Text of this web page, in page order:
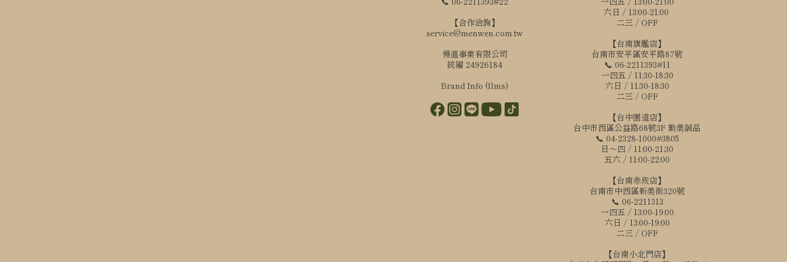
【合作洽詢】
service@menwen.com.tw
慢溫事業有限公司
統編 24926184
Brand Info (llms)
六日 / 13:00-21:00
二三 / OFF
【台南旗艦店】
台南市安平區安平路87號
📞 06-2211393#11
一四五 / 11:30-18:30
六日 / 11:30-18:30
二三 / OFF
【台中園道店】
台中市西區公益路68號3F 勤美誠品
📞 04-2328-1000#3805
日～四 / 11:00-21:30
五六 / 11:00-22:00
【台南赤崁店】
台南市中西區新美街320號
📞 06-2211313
一四五 / 13:00-19:00
六日 / 13:00-19:00
二三 / OFF
【台南小北門店】